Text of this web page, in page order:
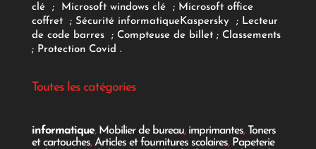
clé
; Microsoft windows clé; Microsoft office
coffret ; Sécurité informatiqueKaspersky ; Lecteur
de code barres
; Compteuse de billet; Classements
; Protection Covid .
Toutes les catégories
informatique, Mobilier de bureau, imprimantes, Toners
et cartouches,Articles et fournitures scolaires, Papeterie